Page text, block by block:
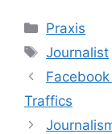
Kategorien
Praxis
Journalist
Traffics